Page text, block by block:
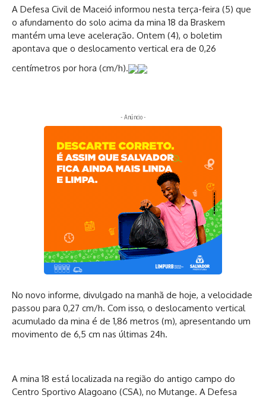
A Defesa Civil de Maceió informou nesta terça-feira (5) que
o afundamento do solo acima da mina 18 da Braskem
mantém uma leve aceleração. Ontem (4), o boletim
apontava que o deslocamento vertical era de 0,26
centímetros por hora (cm/h).
- Anúncio -
No novo informe, divulgado na manhã de hoje, a velocidade
passou para 0,27 cm/h. Com isso, o deslocamento vertical
acumulado da mina é de 1,86 metros (m), apresentando um
movimento de 6,5 cm nas últimas 24h.
A mina 18 está localizada na região do antigo campo do
Centro Sportivo Alagoano (CSA), no Mutange. A Defesa